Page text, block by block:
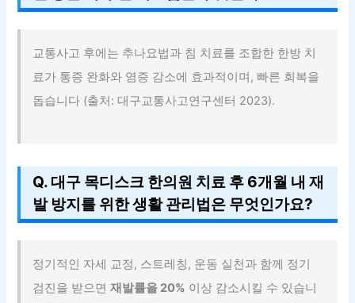
교통사고 후에는 추나요법과 침 치료를 조합한 한방 치
료가 통증 완화와 염증 감소에 효과적이며, 빠른 회복을
돕습니다 (출처: 대구교통사고연구센터 2023).
Q. 대구 목디스크 한의원 치료 후 6개월 내 재
발 방지를 위한 생활 관리법은 무엇인가요?
정기적인 자세 교정, 스트레칭, 운동 실천과 함께 정기
검진을 받으면재발률을 20% 이상 감소시킬 수 있습니